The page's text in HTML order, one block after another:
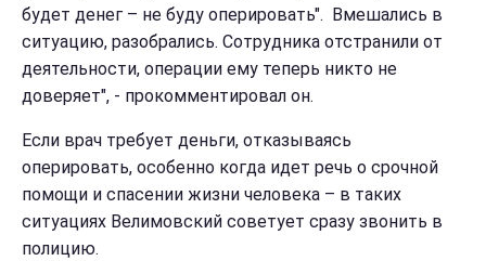
будет денег – не буду оперировать". Вмешались в
ситуацию, разобрались. Сотрудника отстранили от
деятельности, операции ему теперь никто не
доверяет", - прокомментировал он.
Если врач требует деньги, отказываясь
оперировать, особенно когда идет речь о срочной
помощи и спасении жизни человека – в таких
ситуациях Велимовский советует сразу звонить в
полицию.